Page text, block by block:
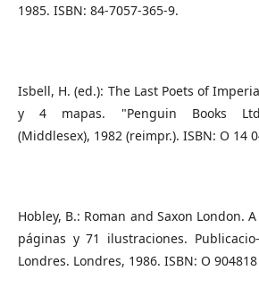
1985. ISBN: 84-7057-365-9.
Isbell, H. (ed.): The Last Poets of
y 4 mapas. "Penguin Books
(Middlesex), 1982 (reimpr.). ISBN: O 14
Hobley, B.: Roman and Saxon London.
páginas y 71 ilustraciones.
Londres. Londres, 1986. ISBN: O